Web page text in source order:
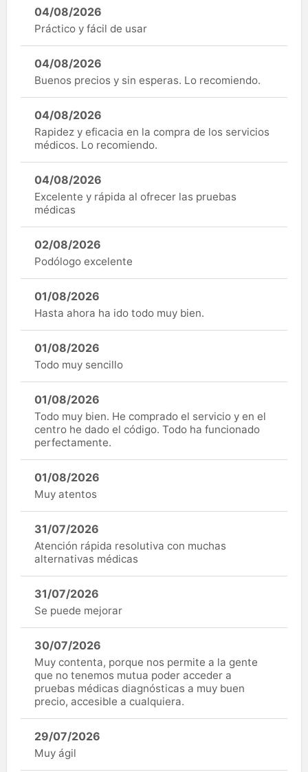
04/08/2026
Práctico y fácil de usar
04/08/2026
Buenos precios y sin esperas. Lo recomiendo.
04/08/2026
Rapidez y eficacia en la compra de los servicios
médicos. Lo recomiendo.
04/08/2026
Excelente y rápida al ofrecer las pruebas
médicas
02/08/2026
Podólogo excelente
01/08/2026
Hasta ahora ha ido todo muy bien.
01/08/2026
Todo muy sencillo
01/08/2026
Todo muy bien. He comprado el servicio y en el
centro he dado el código. Todo ha funcionado
perfectamente.
01/08/2026
Muy atentos
31/07/2026
Atención rápida resolutiva con muchas
alternativas médicas
31/07/2026
Se puede mejorar
30/07/2026
Muy contenta, porque nos permite a la gente
que no tenemos mutua poder acceder a
pruebas médicas diagnósticas a muy buen
precio, accesible a cualquiera.
29/07/2026
Muy ágil